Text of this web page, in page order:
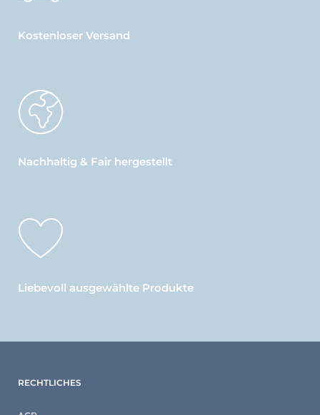
Kostenloser Versand
Nachhaltig & Fair hergestellt
Liebevoll ausgewählte Produkte
RECHTLICHES